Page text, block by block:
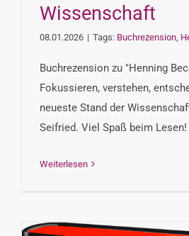
Wissenschaft
08.01.2026 | Tags: Buchrezension
Buchrezension zu "Henning
Fokussieren, verstehen,
neueste Stand der
Seifried. Viel Spaß beim Lesen!
Weiterlesen